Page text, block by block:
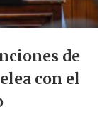
de
con el